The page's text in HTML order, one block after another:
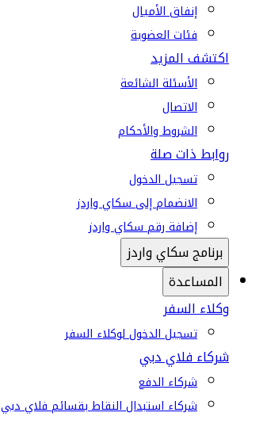
إنفاق الأميال
فئات العضوية
اكتشف المزيد
الأسئلة الشائعة
الاتصال
الشروط والأحكام
روابط ذات صلة
تسجيل الدخول
الانضمام إلى سكاي واردز
إضافة رقم سكاي واردز
برنامج سكاي واردز
المساعدة
وكلاء السفر
تسجيل الدخول لوكلاء السفر
شركاء فلاي دبي
شركاء الدفع
شركاء استبدال النقاط بقسائم فلاي دبي